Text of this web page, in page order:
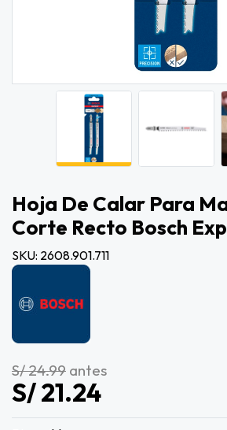
Hoja De Calar Para
Corte Recto Bosch
SKU: 2608.901.711
S/ 24.99 antes
S/ 21.24